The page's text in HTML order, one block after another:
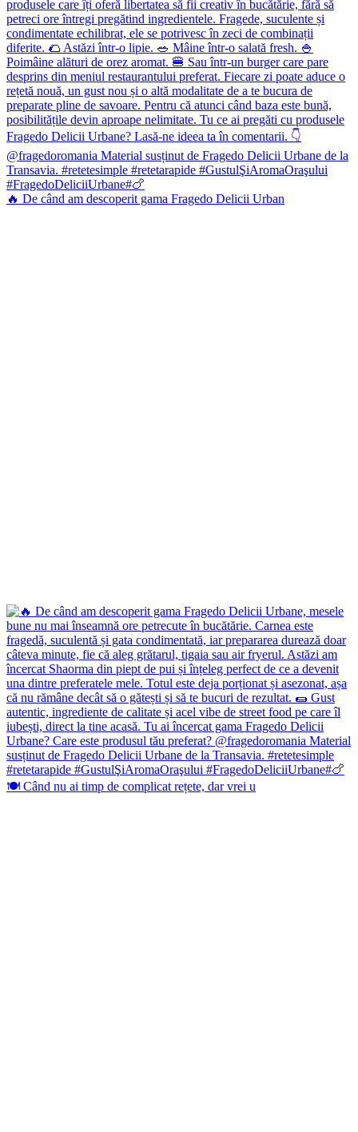
🔥 De când am descoperit gama Fragedo Delicii Urban
🍽️ Când nu ai timp de complicat rețete, dar vrei u